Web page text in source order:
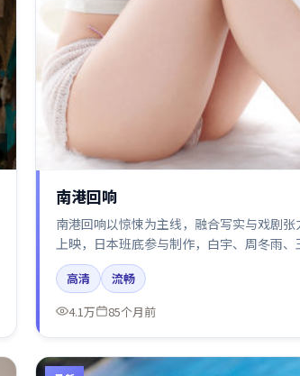
南港回响
南港回响以惊悚为主线，融合写实与戏剧
上映，日本班底参与制作，白宇、周冬雨
菲在片中呈现细腻表演，影像风格统一，配
了情绪曲线。
高清
流畅
4.1万
85个月前